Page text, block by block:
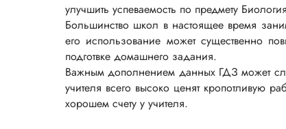
улучшить успеваемость по предмету
Большинство школ в настоящее время
его использование может существенно
подготвке домашнего задания.
Важным дополнением данных ГДЗ может
учителя всего высоко ценят кропотливую
хорошем счету у учителя.